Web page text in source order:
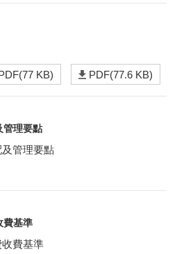
KB) PDF(77.6 KB)
管理要點
管理要點
費基準
費基準